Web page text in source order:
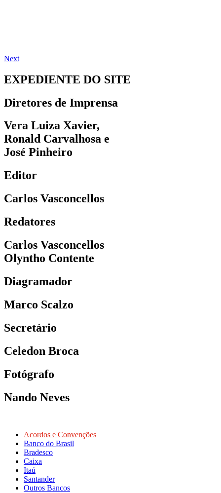
Next
EXPEDIENTE DO SITE
Diretores de Imprensa
Vera Luiza Xavier,
Ronald Carvalhosa e
José Pinheiro
Editor
Carlos Vasconcellos
Redatores
Carlos Vasconcellos
Olyntho Contente
Diagramador
Marco Scalzo
Secretário
Celedon Broca
Fotógrafo
Nando Neves
Acordos e Convenções
Banco do Brasil
Bradesco
Caixa
Itaú
Santander
Outros Bancos